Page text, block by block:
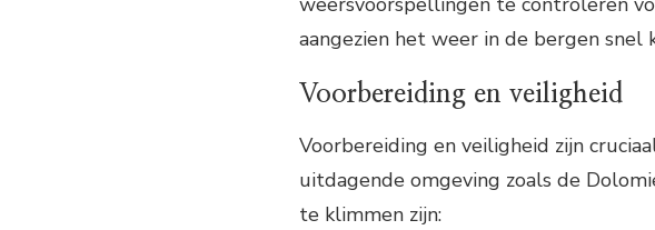
aangezien het weer in de bergen snel
Voorbereiding en veiligheid
Voorbereiding en veiligheid zijn
uitdagende omgeving zoals de
te klimmen zijn: